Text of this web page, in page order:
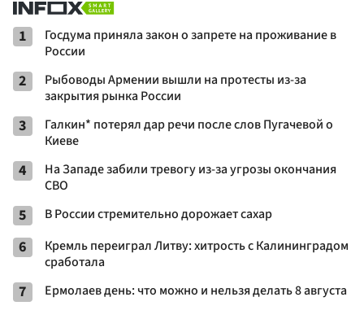
1
Госдума приняла закон о запрете на проживание в
России
2
Рыбоводы Армении вышли на протесты из-за
закрытия рынка России
3
Галкин* потерял дар речи после слов Пугачевой о
Киеве
4
На Западе забили тревогу из-за угрозы окончания
СВО
5 В России стремительно дорожает сахар
6
Кремль переиграл Литву: хитрость с Калининградом
сработала
7 Ермолаев день: что можно и нельзя делать 8 августа